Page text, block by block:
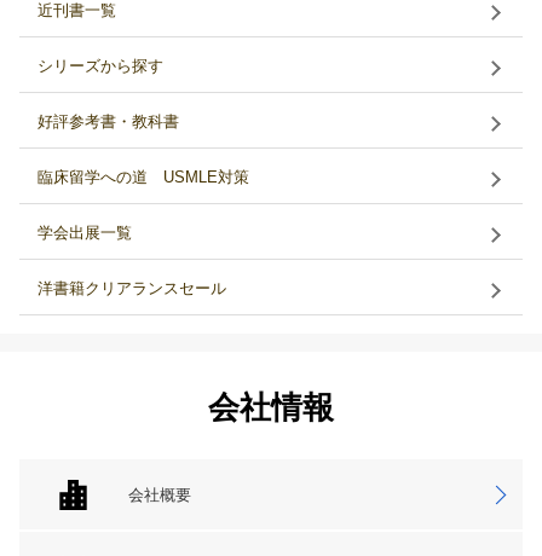
近刊書一覧
シリーズから探す
好評参考書・教科書
臨床留学への道 USMLE対策
学会出展一覧
洋書籍クリアランスセール
会社情報
会社概要